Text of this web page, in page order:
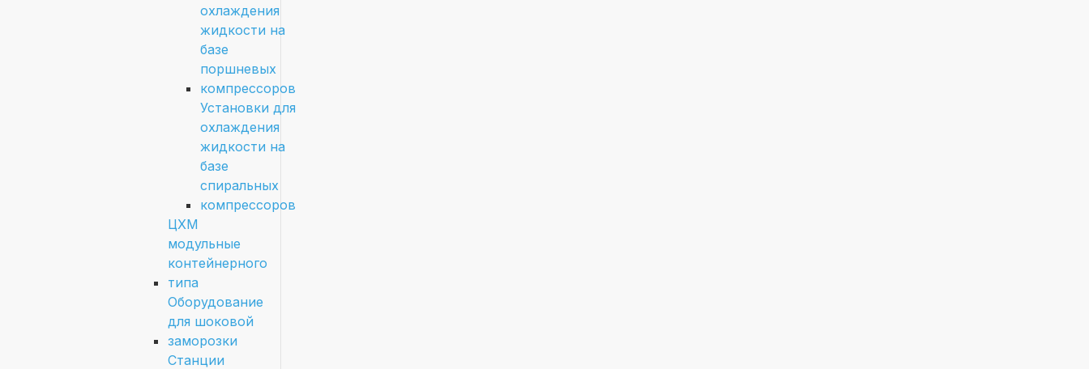
охлаждения
жидкости на
базе
поршневых
компрессоров
Установки для
охлаждения
жидкости на
базе
спиральных
компрессоров
ЦХМ
модульные
контейнерного
типа
Оборудование
для шоковой
заморозки
Станции